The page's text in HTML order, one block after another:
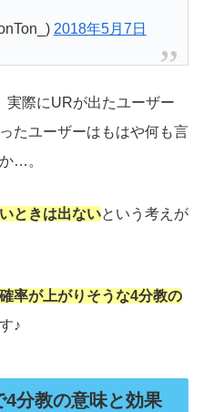
2018年5月7日
実際にURが出たユーザー
たユーザーはもはや何も言
…。
ときは出ないという考えが
率が上がりそうな4分教の
♪
4分教の意味と効果